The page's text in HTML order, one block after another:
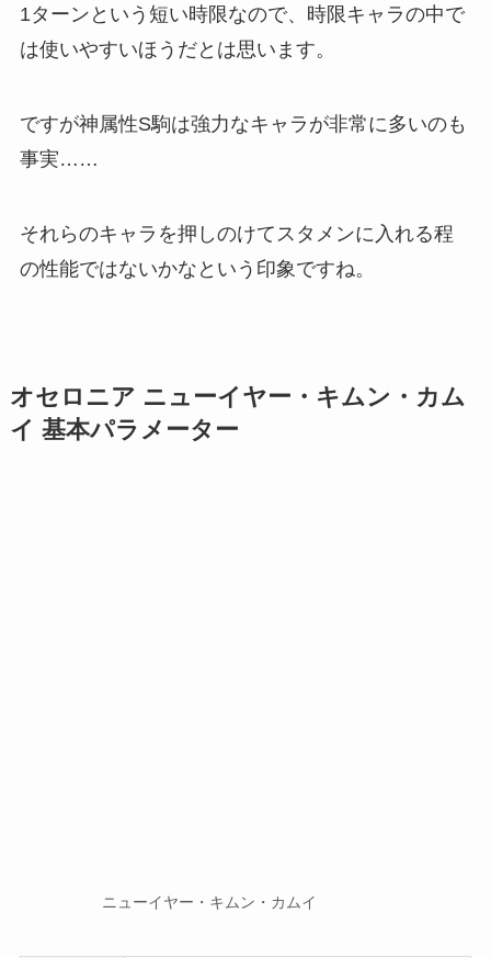
1ターンという短い時限なので、時限キャラの中で
は使いやすいほうだとは思います。
ですが神属性S駒は強力なキャラが非常に多いのも
事実……
それらのキャラを押しのけてスタメンに入れる程
の性能ではないかなという印象ですね。
オセロニア ニューイヤー・キムン・カム
イ 基本パラメーター
ニューイヤー・キムン・カムイ